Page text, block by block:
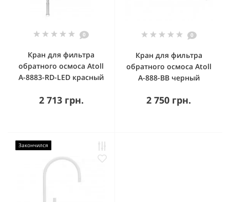
0
Кран для фильтра
обратного осмоса Atoll
A-8883-RD-LED красный
2 713 грн.
0
Кран для фильтра
обратного осмоса Atoll
A-888-BB черный
2 750 грн.
Закончился